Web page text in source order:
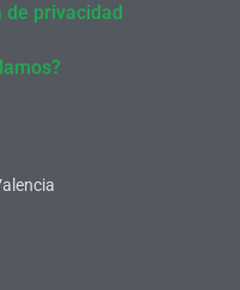
de privacidad